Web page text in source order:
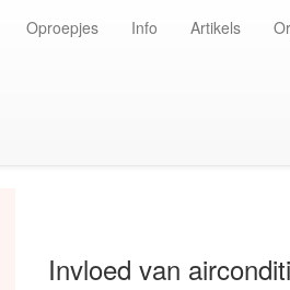
Oproepjes Info Artikels
Invloed van